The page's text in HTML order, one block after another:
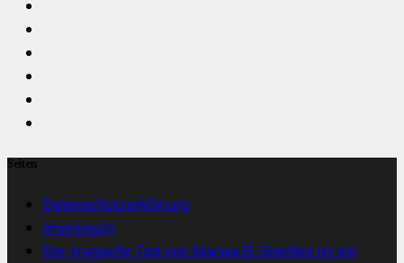
Seiten
Datenschutzerklärung
Impressum
Der tragische Tod von Marwa El-Sherbini ist ein